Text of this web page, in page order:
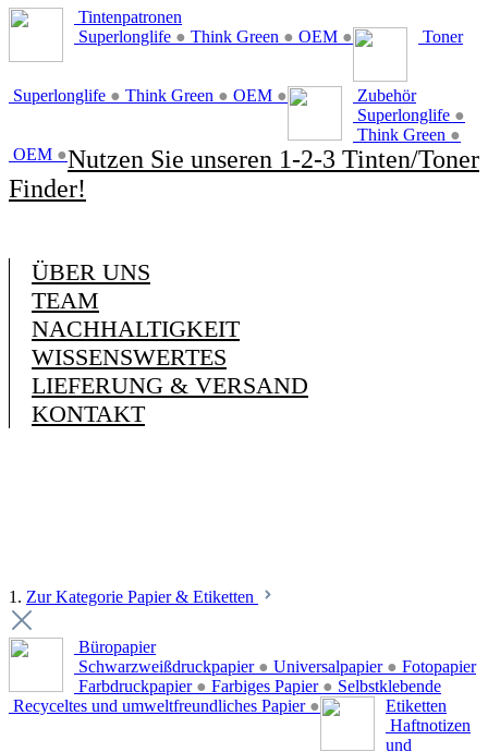
Tintenpatronen
Superlonglife ● Think Green ● OEM ● Toner
Superlonglife ● Think Green ● OEM ●
Zubehör
Superlonglife ●
Think Green ●
OEM ●Nutzen Sie unseren 1-2-3 Tinten/Toner
Finder!
ÜBER UNS
TEAM
NACHHALTIGKEIT
WISSENSWERTES
LIEFERUNG & VERSAND
KONTAKT
1. Zur Kategorie Papier & Etiketten
Büropapier
Schwarzweißdruckpapier ● Universalpapier ●
Farbdruckpapier ● Farbiges Papier ●
Recyceltes und umweltfreundliches Papier ●
Fotopapier
Selbstklebende
Etiketten
Haftnotizen
und